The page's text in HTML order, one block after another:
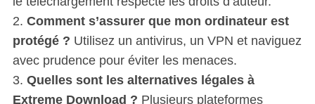
2. Comment s’assurer que mon ordinateur est
protégé ? Utilisez un antivirus, un VPN et naviguez
avec prudence pour éviter les menaces.
3. Quelles sont les alternatives légales à
Extreme Download ? Plusieurs plateformes